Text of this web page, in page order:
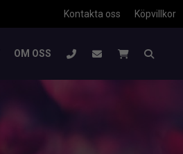
Köpvillkor
Kontakta oss
OM OSS